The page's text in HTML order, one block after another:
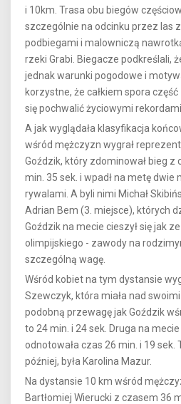
i 10km. Trasa obu biegów
szczególnie na odcinku przez las
podbiegami i malowniczą
rzeki Grabi. Biegacze podkreślali,
jednak warunki pogodowe i
korzystne, że całkiem spora
się pochwalić życiowymi rekordami.
A jak wyglądała klasyfikacja
wśród mężczyzn wygrał
Goździk, który zdominował bieg z
min. 35 sek. i wpadł na metę
rywalami. A byli nimi Michał
Adrian Bem (3. miejsce), których
Goździk na mecie cieszył się jak
olimpijskiego - zawody na
szczególną wagę.
Wśród kobiet na tym dystansie
Szewczyk, która miała nad
podobną przewagę jak Goździk
to 24 min. i 24 sek. Druga na
odnotowała czas 26 min. i 19 sek.
później, była Karolina Mazur.
Na dystansie 10 km wśród
Bartłomiej Wierucki z czasem 36